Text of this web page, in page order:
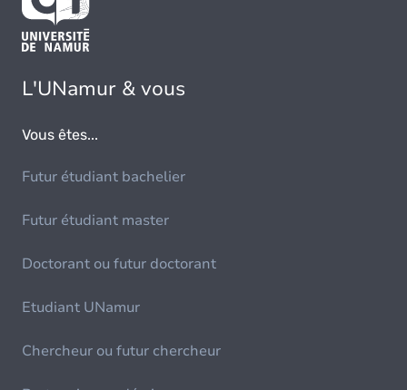
L'UNamur & vous
Vous êtes...
Futur étudiant bachelier
Futur étudiant master
Doctorant ou futur doctorant
Etudiant UNamur
Chercheur ou futur chercheur